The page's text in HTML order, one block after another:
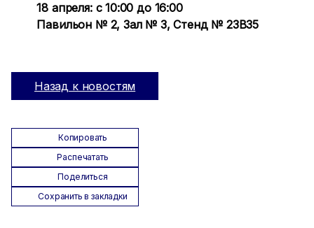
18 апреля: с 10:00 до 16:00
Павильон № 2, Зал № 3, Стенд № 23В35
Назад к новостям
Копировать
Распечатать
Поделиться
Сохранить в закладки